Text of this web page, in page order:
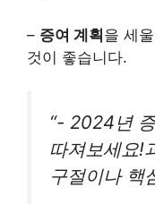
– 증여 계획을 세
것이 좋습니다.
“- 2024년
따져보세요!
구절이나 핵